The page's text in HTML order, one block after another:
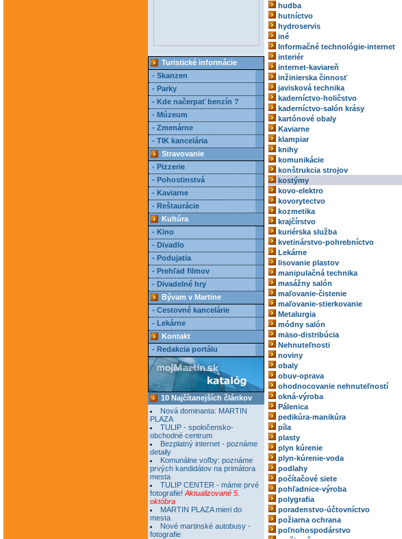
Turistické informácie
- Skanzen
- Parky
- Kde načerpať benzín ?
- Múzeum
- Zmenárne
- TIK kancelária
Stravovanie
- Pizzerie
- Pohostinstvá
- Kaviarne
- Reštaurácie
Kultúra
- Kino
- Divadlo
- Podujatia
- Prehľad filmov
- Divadelné hry
Bývam v Martine
- Cestovné kancelárie
- Lekárne
Kontakt
- Redakcia portálu
10 Najčítanejších článkov
Nová dominanta: MARTIN
PLAZA
TULIP - spoločensko-
obchodné centrum
Bezplatný internet - poznáme
detaily
Komunálne voľby: poznáme
prvých kandidátov na primátora
mesta
TULIP CENTER - máme prvé
fotografie! Aktualizované 5.
októbra
MARTIN PLAZA mieri do
mesta
Nové martinské autobusy -
fotografie
hudba
hutníctvo
hydroservis
iné
Informačné technológie-internet
interiér
internet-kaviareň
inžinierska činnosť
javisková technika
kaderníctvo-holičstvo
kaderníctvo-salón krásy
kartónové obaly
Kaviarne
klampiar
knihy
komunikácie
konštrukcia strojov
kostýmy
kovo-elektro
kovorytectvo
kozmetika
krajčírstvo
kuriérska služba
kvetinárstvo-pohrebníctvo
Lekárne
lisovanie plastov
manipulačná technika
masážny salón
maľovanie-čistenie
maľovanie-stierkovanie
Metalurgia
módny salón
mäso-distribúcia
Nehnuteľnosti
noviny
obaly
obuv-oprava
ohodnocovanie nehnuteľností
okná-výroba
Pálenica
pedikúra-manikúra
píla
plasty
plyn kúrenie
plyn-kúrenie-voda
podlahy
počítačové siete
pohľadnice-výroba
polygrafia
poradenstvo-účtovníctvo
požiarna ochrana
poľnohospodárstvo